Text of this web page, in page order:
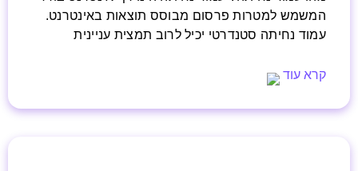
המשמש למטרות פרסום מבוסס תוצאות באינטרנט.
עמוד נחיתה סטנדרטי יכיל לרוב תמצית עניינית
קרא עוד